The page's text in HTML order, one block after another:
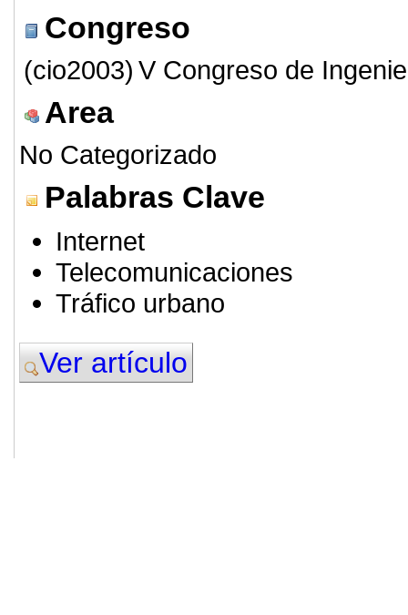
Congreso
(cio2003) V Congreso de
Area
No Categorizado
Palabras Clave
Internet
Telecomunicaciones
Tráfico urbano
Ver artículo